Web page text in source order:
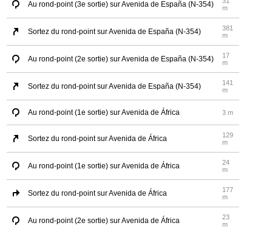
Au rond-point (3e sortie) sur Avenida de España (N-354)
m
Sortez du rond-point sur Avenida de España (N-354)
381
m
Au rond-point (2e sortie) sur Avenida de España (N-354)
17
m
Sortez du rond-point sur Avenida de España (N-354)
141
m
Au rond-point (1e sortie) sur Avenida de África 3 m
Sortez du rond-point sur Avenida de África
129
m
Au rond-point (1e sortie) sur Avenida de África
24
m
Sortez du rond-point sur Avenida de África
177
m
Au rond-point (2e sortie) sur Avenida de África
23
m